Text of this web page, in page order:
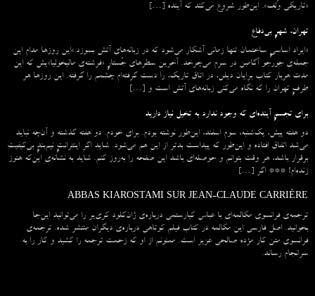
«تاریکی وُلف». این‌طور شروع می‌‌کند که آینده […]
تهران، شهرِ بی‌دفاع
«ایراد اساسیِ ساختمان تنها زمانی آشکار می‌شود که در زبانه‌‌های آتش بسوزد.»این روزها مدام این
جمله‌ی جورجو آگامبن در سرم می‌چرخد. آخرین سطرهای جُستارِ «فرشته‌ی مالیخولیا»یش که این
مدت هربار کتاب برایان دیلن، در اتاق تاریک، را دست گرفته‌ام چشمم را گرفته. این روزها هر
طرفِ تهران را که نگاه می‌کنی زبانه‌های آتش است و […]
برای تجسمِ آینده‌ای که وجود ندارد به تخیل نیاز دارید
دو هفته پیش، یک‌شنبه، سوم اسفند، این‌طور نوشته بودم. برای خودم. دو هفته گذشته و آن‌چه نباید
می‌شد اتفاق افتاده و این‌طور که پیداست بدتر از این هم می‌شود. شاید اگر اینترانتِ نیم‌بندِ بی‌کیفیت
برقرار باشد، هر وقت بتوانم و حوصله‌ای باشد این صفحه را به‌روز کنم. شاید به نشانه‌ی این‌که هنوز
زنده‌ام! *** اگر […]
ABBAS KIAROSTAMI SUR JEAN-CLAUDE CARRIÈRE
ترجمه‌ی فرانسوی مکالمه‌ای با عباس کیارستمی درباره‌ی ژان‌کلود کری‌یر را می‌توانید این‌جا
بخوانید. اصل فارسی این مکالمه در کتاب فیلم کوتاهی درباره‌ی دیگران منتشر شده. ترجمه‌ی
فرانسوی متن کار مژده صالحی عزیز است. ممنونم از او که زحمت ترجمه را کشید و کار را به
سرانجام رساند.